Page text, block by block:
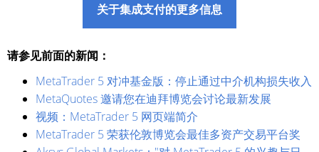
关于集成支付的更多信息
请参见前面的新闻：
MetaTrader 5 对冲基金版：停止通过中介机构损失收入
MetaQuotes 邀请您在迪拜博览会讨论最新发展
视频：MetaTrader 5 网页端简介
MetaTrader 5 荣获伦敦博览会最佳多资产交易平台奖